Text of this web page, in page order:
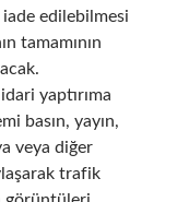
edilebilmesi
tamamının
yaptırıma
basın, yayın,
veya diğer
trafik